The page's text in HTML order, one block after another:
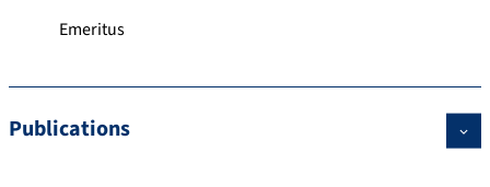
Emeritus
Publications